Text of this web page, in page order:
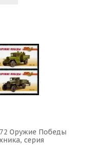
Оружие Победы
серия